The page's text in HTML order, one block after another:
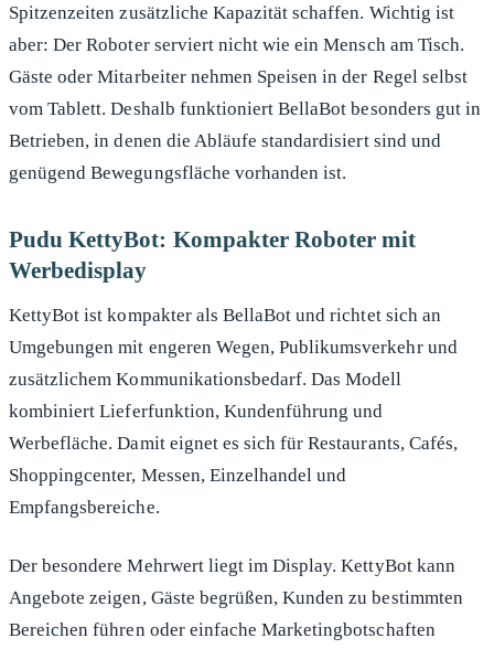
Spitzenzeiten zusätzliche Kapazität schaffen. Wichtig ist
aber: Der Roboter serviert nicht wie ein Mensch am Tisch.
Gäste oder Mitarbeiter nehmen Speisen in der Regel selbst
vom Tablett. Deshalb funktioniert BellaBot besonders gut in
Betrieben, in denen die Abläufe standardisiert sind und
genügend Bewegungsfläche vorhanden ist.
Pudu KettyBot: Kompakter Roboter mit
Werbedisplay
KettyBot ist kompakter als BellaBot und richtet sich an
Umgebungen mit engeren Wegen, Publikumsverkehr und
zusätzlichem Kommunikationsbedarf. Das Modell
kombiniert Lieferfunktion, Kundenführung und
Werbefläche. Damit eignet es sich für Restaurants, Cafés,
Shoppingcenter, Messen, Einzelhandel und
Empfangsbereiche.
Der besondere Mehrwert liegt im Display. KettyBot kann
Angebote zeigen, Gäste begrüßen, Kunden zu bestimmten
Bereichen führen oder einfache Marketingbotschaften